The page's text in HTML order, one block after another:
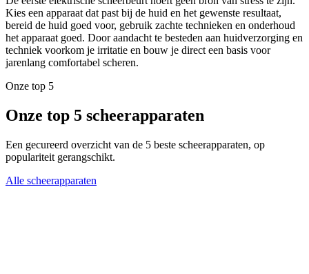
Kies een apparaat dat past bij de huid en het gewenste resultaat,
bereid de huid goed voor, gebruik zachte technieken en onderhoud
het apparaat goed. Door aandacht te besteden aan huidverzorging en
techniek voorkom je irritatie en bouw je direct een basis voor
jarenlang comfortabel scheren.
Onze top 5
Onze top 5 scheerapparaten
Een gecureerd overzicht van de 5 beste scheerapparaten, op
populariteit gerangschikt.
Alle scheerapparaten